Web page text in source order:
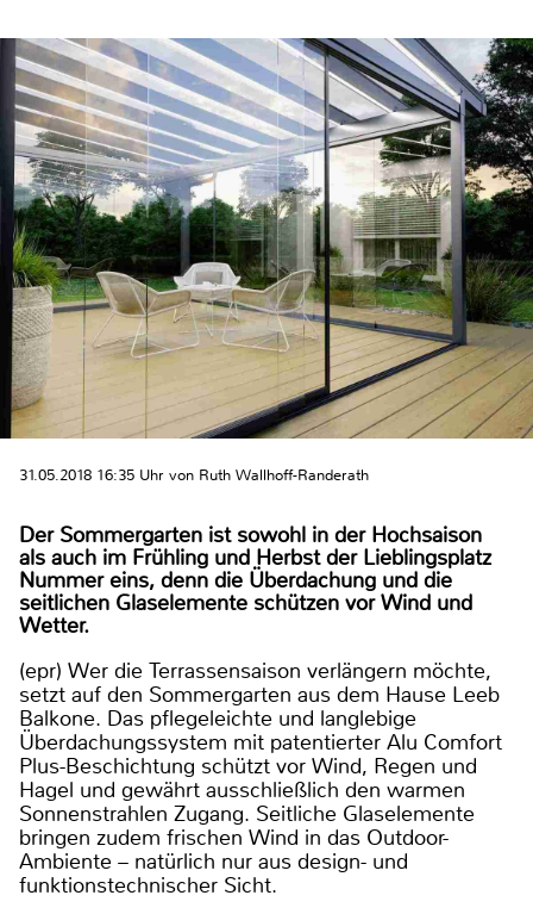
31.05.2018 16:35 Uhr von Ruth Wallhoff-Randerath
Der Sommergarten ist sowohl in der Hochsaison
als auch im Frühling und Herbst der Lieblingsplatz
Nummer eins, denn die Überdachung und die
seitlichen Glaselemente schützen vor Wind und
Wetter.
(epr) Wer die Terrassensaison verlängern möchte,
setzt auf den Sommergarten aus dem Hause Leeb
Balkone. Das pflegeleichte und langlebige
Überdachungssystem mit patentierter Alu Comfort
Plus-Beschichtung schützt vor Wind, Regen und
Hagel und gewährt ausschließlich den warmen
Sonnenstrahlen Zugang. Seitliche Glaselemente
bringen zudem frischen Wind in das Outdoor-
Ambiente – natürlich nur aus design- und
funktionstechnischer Sicht.